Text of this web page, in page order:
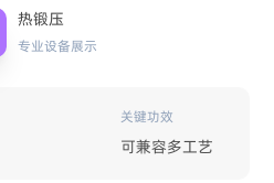
热锻压
专业设备展示
关键功效
可兼容多工艺